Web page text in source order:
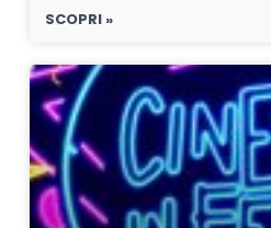
SCOPRI »